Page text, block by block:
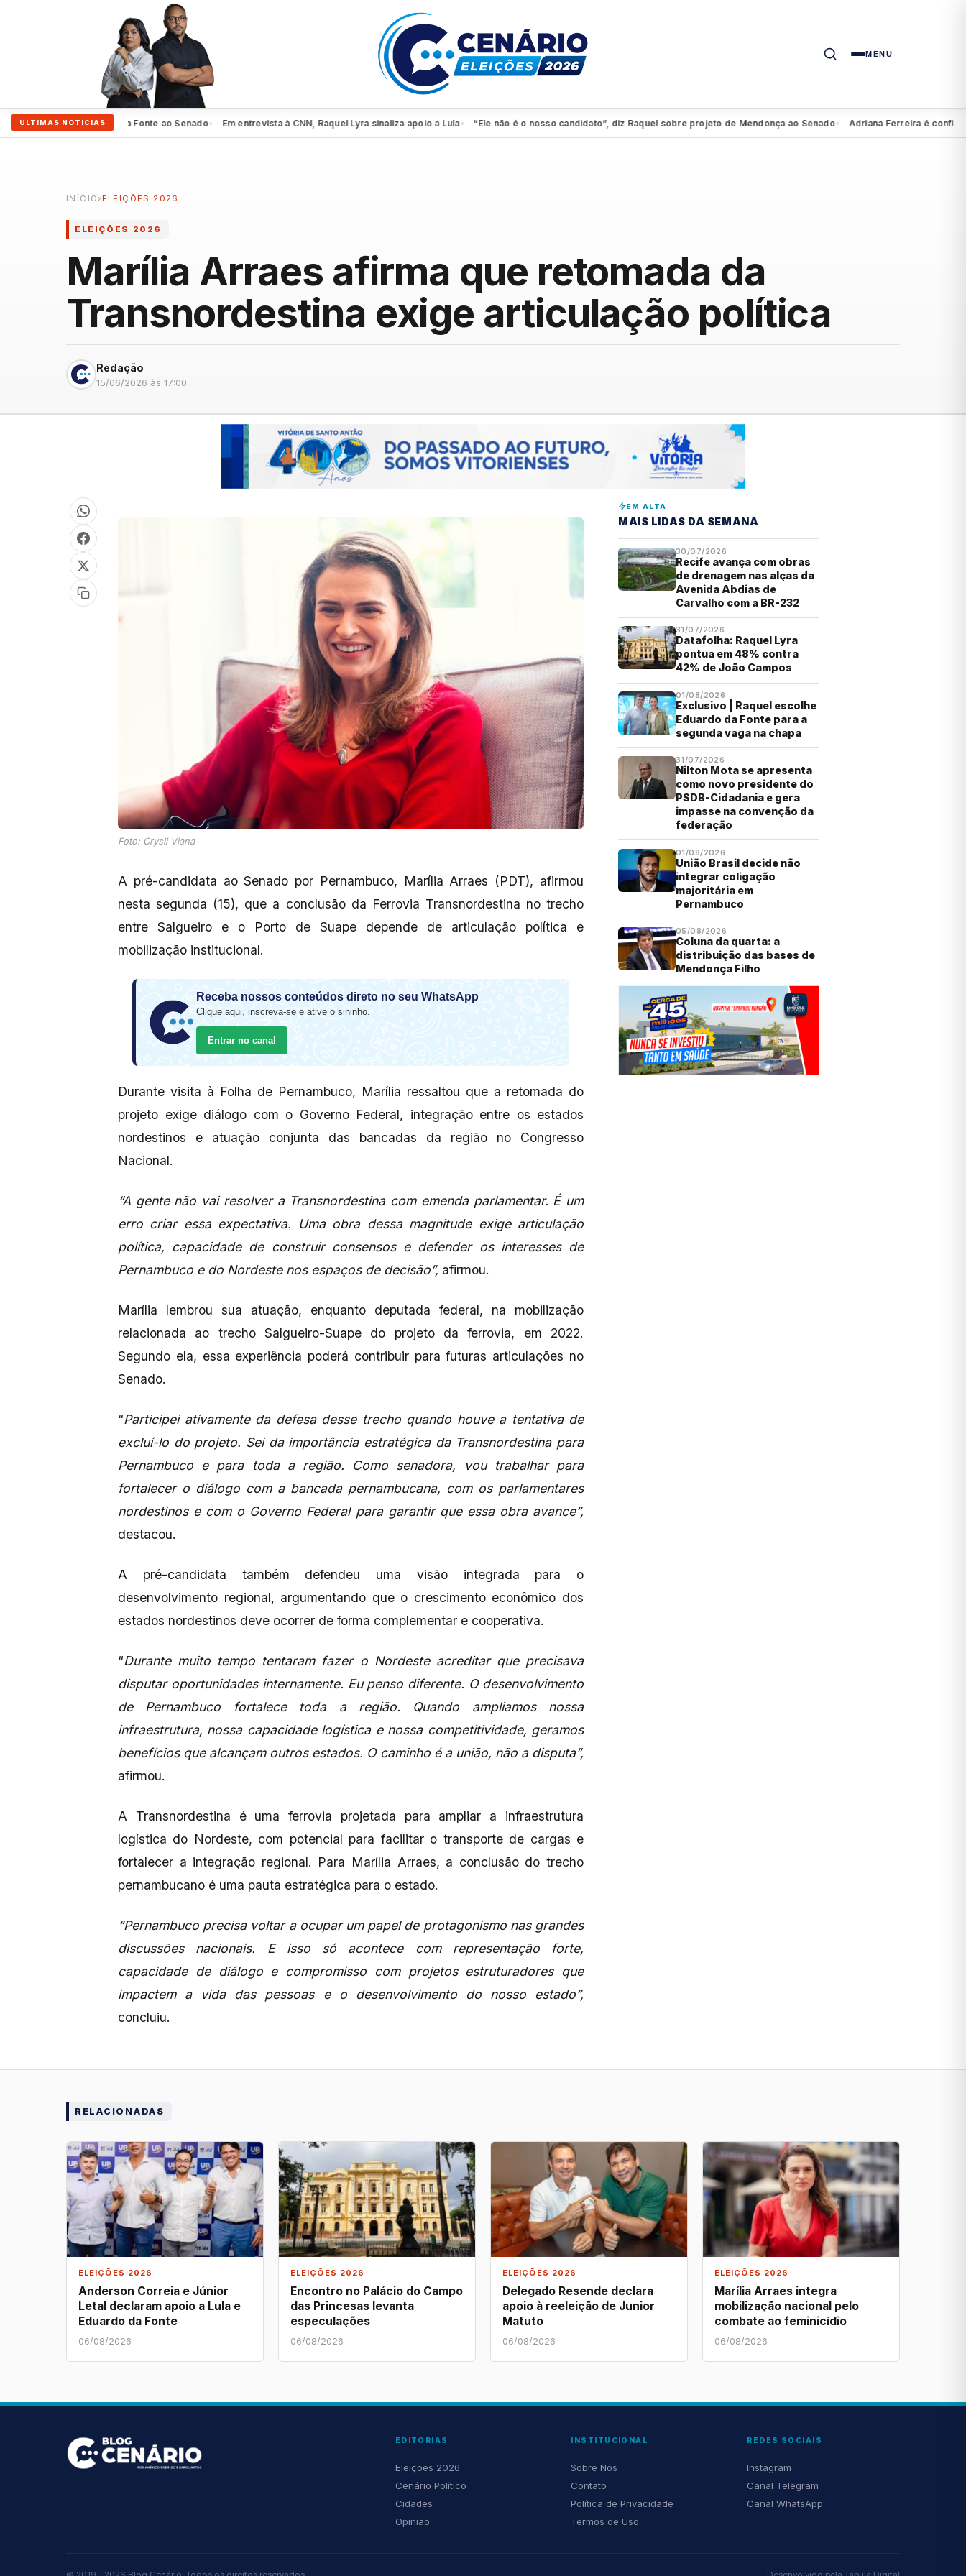
MENU
ÚLTIMAS NOTÍCIAS
apoio a Eduardo da Fonte ao Senado● Em entrevista à CNN, Raquel Lyra sinaliza apoio a Lula ● “Ele não é o nosso candidato”, diz Raquel sobre projeto de Mendonça ao Senado● Adriana Ferreira é confirmada
INÍCIO ›ELEIÇÕES 2026
ELEIÇÕES 2026
Marília Arraes afirma que retomada da
Transnordestina exige articulação política
Redação
15/06/2026 às 17:00
Foto: Crysli Viana
A pré-candidata ao Senado por Pernambuco, Marília Arraes (PDT), afirmou
nesta segunda (15), que a conclusão da Ferrovia Transnordestina no trecho
entre Salgueiro e o Porto de Suape depende de articulação política e
mobilização institucional.
Receba nossos conteúdos direto no seu WhatsApp
Clique aqui, inscreva-se e ative o sininho.
Entrar no canal
Durante visita à Folha de Pernambuco, Marília ressaltou que a retomada do
projeto exige diálogo com o Governo Federal, integração entre os estados
nordestinos e atuação conjunta das bancadas da região no Congresso
Nacional.
“A gente não vai resolver a Transnordestina com emenda parlamentar. É um
erro criar essa expectativa. Uma obra dessa magnitude exige articulação
política, capacidade de construir consensos e defender os interesses de
Pernambuco e do Nordeste nos espaços de decisão”, afirmou.
Marília lembrou sua atuação, enquanto deputada federal, na mobilização
relacionada ao trecho Salgueiro-Suape do projeto da ferrovia, em 2022.
Segundo ela, essa experiência poderá contribuir para futuras articulações no
Senado.
“Participei ativamente da defesa desse trecho quando houve a tentativa de
excluí-lo do projeto. Sei da importância estratégica da Transnordestina para
Pernambuco e para toda a região. Como senadora, vou trabalhar para
fortalecer o diálogo com a bancada pernambucana, com os parlamentares
nordestinos e com o Governo Federal para garantir que essa obra avance”,
destacou.
A pré-candidata também defendeu uma visão integrada para o
desenvolvimento regional, argumentando que o crescimento econômico dos
estados nordestinos deve ocorrer de forma complementar e cooperativa.
“Durante muito tempo tentaram fazer o Nordeste acreditar que precisava
disputar oportunidades internamente. Eu penso diferente. O desenvolvimento
de Pernambuco fortalece toda a região. Quando ampliamos nossa
infraestrutura, nossa capacidade logística e nossa competitividade, geramos
benefícios que alcançam outros estados. O caminho é a união, não a disputa”,
afirmou.
A Transnordestina é uma ferrovia projetada para ampliar a infraestrutura
logística do Nordeste, com potencial para facilitar o transporte de cargas e
fortalecer a integração regional. Para Marília Arraes, a conclusão do trecho
pernambucano é uma pauta estratégica para o estado.
“Pernambuco precisa voltar a ocupar um papel de protagonismo nas grandes
discussões nacionais. E isso só acontece com representação forte,
capacidade de diálogo e compromisso com projetos estruturadores que
impactem a vida das pessoas e o desenvolvimento do nosso estado”,
concluiu.
EM ALTA
MAIS LIDAS DA SEMANA
30/07/2026
Recife avança com obras
de drenagem nas alças da
Avenida Abdias de
Carvalho com a BR-232
31/07/2026
Datafolha: Raquel Lyra
pontua em 48% contra
42% de João Campos
01/08/2026
Exclusivo | Raquel escolhe
Eduardo da Fonte para a
segunda vaga na chapa
31/07/2026
Nilton Mota se apresenta
como novo presidente do
PSDB-Cidadania e gera
impasse na convenção da
federação
01/08/2026
União Brasil decide não
integrar coligação
majoritária em
Pernambuco
05/08/2026
Coluna da quarta: a
distribuição das bases de
Mendonça Filho
RELACIONADAS
ELEIÇÕES 2026
Anderson Correia e Júnior
Letal declaram apoio a Lula e
Eduardo da Fonte
06/08/2026
ELEIÇÕES 2026
Encontro no Palácio do Campo
das Princesas levanta
especulações
06/08/2026
ELEIÇÕES 2026
Delegado Resende declara
apoio à reeleição de Junior
Matuto
06/08/2026
ELEIÇÕES 2026
Marília Arraes integra
mobilização nacional pelo
combate ao feminicídio
06/08/2026
EDITORIAS
Eleições 2026
Cenário Político
Cidades
Opinião
INSTITUCIONAL
Sobre Nós
Contato
Política de Privacidade
Termos de Uso
REDES SOCIAIS
Instagram
Canal Telegram
Canal WhatsApp